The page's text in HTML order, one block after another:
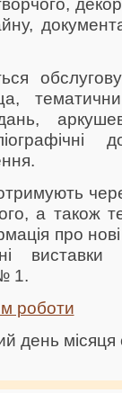
а також
про
1.
роботи
день місяця